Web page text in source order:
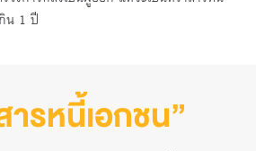
น 1 ปี
รหนี้เอกชน”